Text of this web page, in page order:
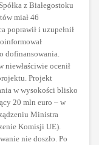
Spółka z Białegostoku
miał 46
poprawił i uzupełnił
dofinansowania.
ocenił
Projekt
w wysokości blisko
20 mln euro – w
Ministra
Komisji UE).
nie doszło. Po